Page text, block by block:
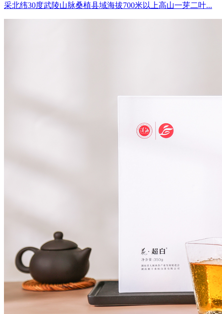
采北纬30度武陵山脉桑植县域海拔700米以上高山一芽二叶...